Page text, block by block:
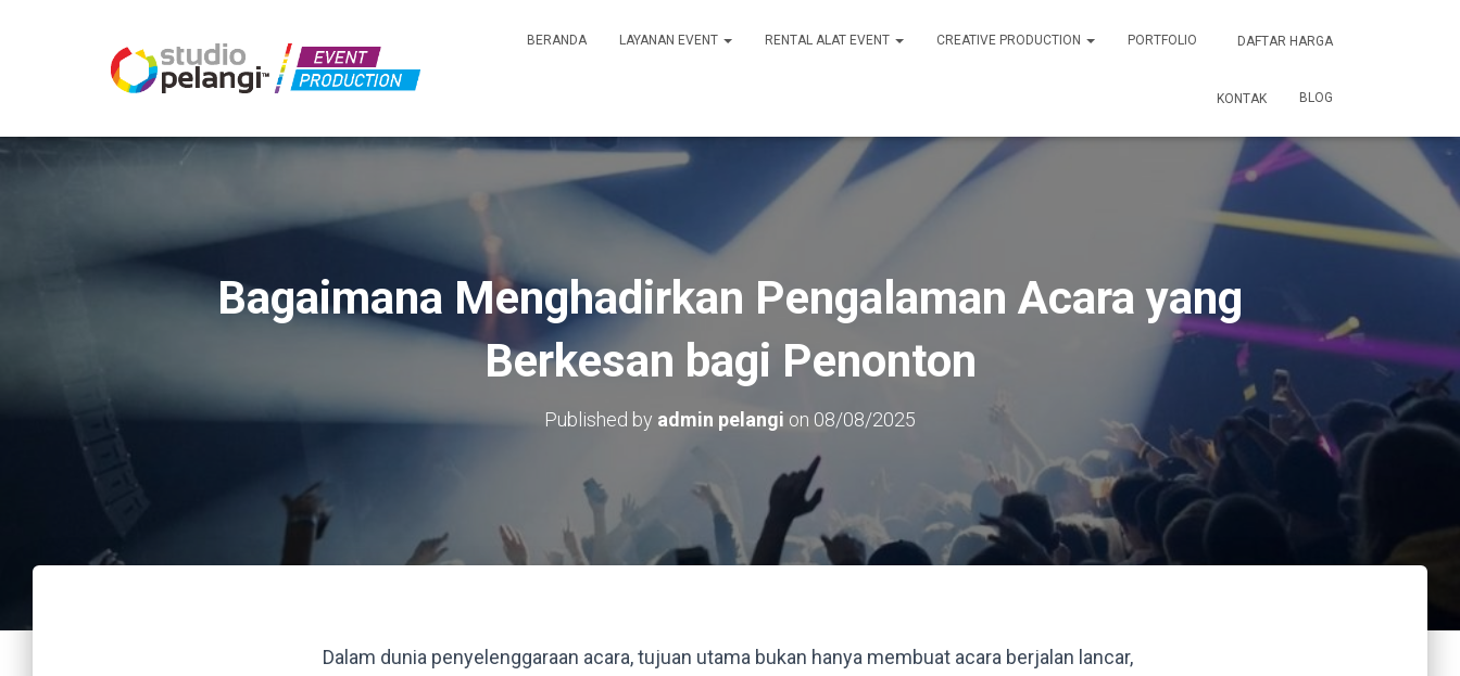
BERANDA LAYANAN EVENT RENTAL ALAT EVENT CREATIVE PRODUCTION PORTFOLIO DAFTAR HARGA
KONTAK BLOG
Bagaimana Menghadirkan Pengalaman Acara yang
Berkesan bagi Penonton
Published by admin pelangi on 08/08/2025
Dalam dunia penyelenggaraan acara, tujuan utama bukan hanya membuat acara berjalan lancar,